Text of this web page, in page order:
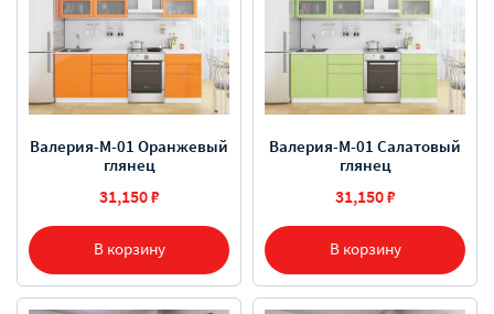
В корзину
Валерия-М-01 Оранжевый
глянец
31,150 ₽
В корзину
Валерия-М-01 Салатовый
глянец
31,150 ₽